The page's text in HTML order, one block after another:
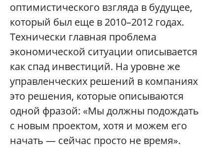
оптимистического взгляда в будущее,
который был еще в 2010–2012 годах.
Технически главная проблема
экономической ситуации описывается
как спад инвестиций. На уровне же
управленческих решений в компаниях
это решения, которые описываются
одной фразой: «Мы должны подождать
с новым проектом, хотя и можем его
начать — сейчас просто не время».